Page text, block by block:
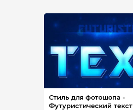
Стиль для фотошопа -
Футуристический текст